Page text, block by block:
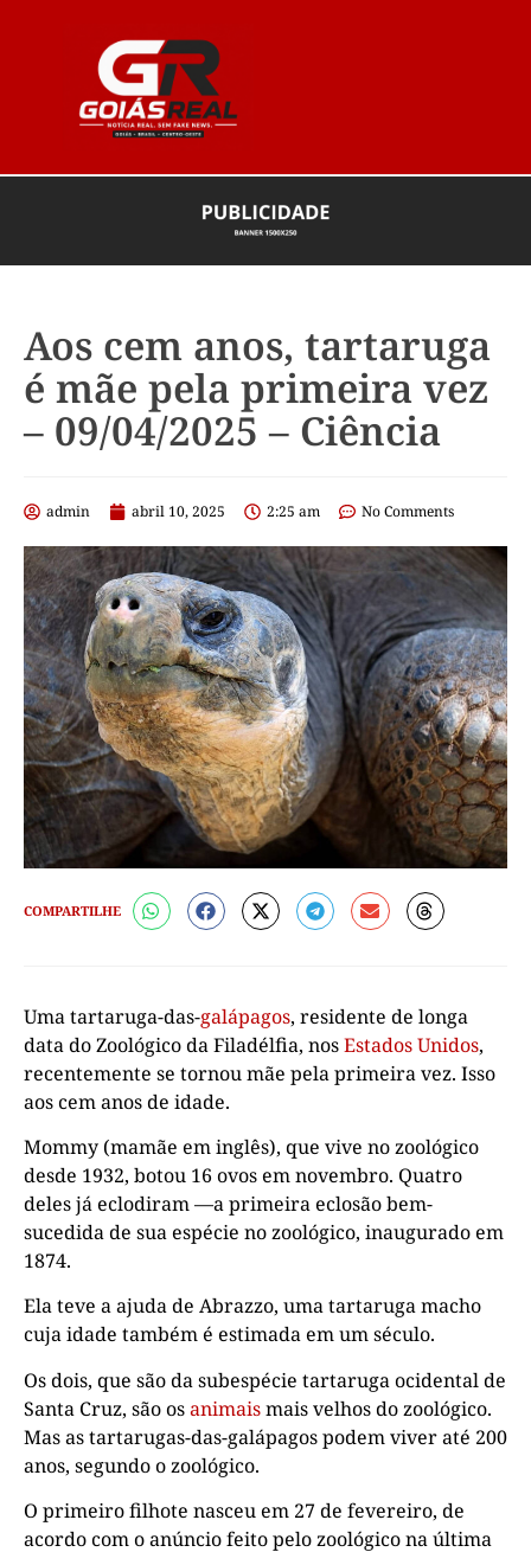
Aos cem anos, tartaruga
é mãe pela primeira vez
– 09/04/2025 – Ciência
admin abril 10, 2025 2:25 am No Comments
COMPARTILHE
Uma tartaruga-das-galápagos, residente de longa
data do Zoológico da Filadélfia, nosEstados Unidos,
recentemente se tornou mãe pela primeira vez. Isso
aos cem anos de idade.
Mommy (mamãe em inglês), que vive no zoológico
desde 1932, botou 16 ovos em novembro. Quatro
deles já eclodiram —a primeira eclosão bem-
sucedida de sua espécie no zoológico, inaugurado em
1874.
Ela teve a ajuda de Abrazzo, uma tartaruga macho
cuja idade também é estimada em um século.
Os dois, que são da subespécie tartaruga ocidental de
Santa Cruz, são osanimaismais velhos do zoológico.
Mas as tartarugas-das-galápagos podem viver até 200
anos, segundo o zoológico.
O primeiro filhote nasceu em 27 de fevereiro, de
acordo com o anúncio feito pelo zoológico na última